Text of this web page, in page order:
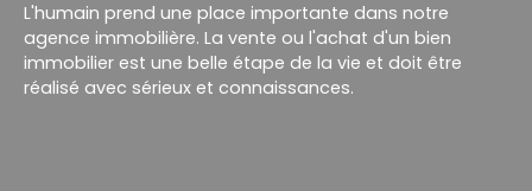
L'humain prend une place importante dans notre
agence immobilière. La vente ou l'achat d'un bien
immobilier est une belle étape de la vie et doit être
réalisé avec sérieux et connaissances.